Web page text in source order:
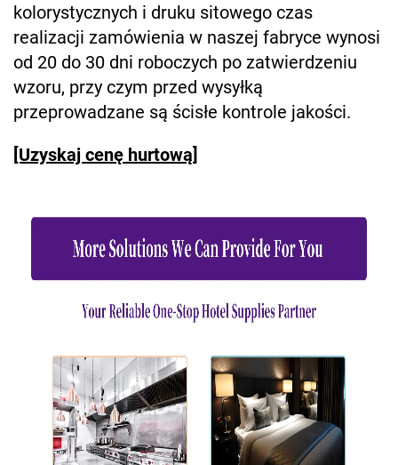
kolorystycznych i druku sitowego czas
realizacji zamówienia w naszej fabryce wynosi
od 20 do 30 dni roboczych po zatwierdzeniu
wzoru, przy czym przed wysyłką
przeprowadzane są ścisłe kontrole jakości.
[Uzyskaj cenę hurtową]